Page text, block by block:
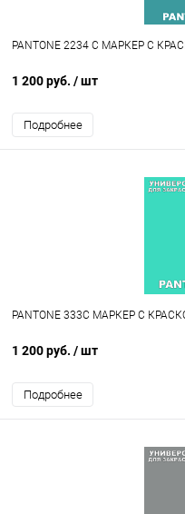
PANTONE 2234 C МАРКЕР С
1 200 руб. / шт
Подробнее
PANTONE 333C МАРКЕР С
1 200 руб. / шт
Подробнее